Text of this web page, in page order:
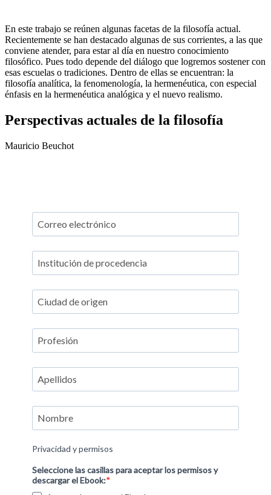
En este trabajo se reúnen algunas facetas de la filosofía actual.
Recientemente se han destacado algunas de sus corrientes, a las que
conviene atender, para estar al día en nuestro conocimiento
filosófico. Pues todo depende del diálogo que logremos sostener con
esas escuelas o tradiciones. Dentro de ellas se encuentran: la
filosofía analítica, la fenomenología, la hermenéutica, con especial
énfasis en la hermenéutica analógica y el nuevo realismo.
Perspectivas actuales de la filosofía
Mauricio Beuchot